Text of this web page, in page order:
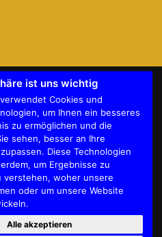
ist uns wichtig
Cookies und
um Ihnen ein besseres
zu ermöglichen und die
sehen, besser an Ihre
Diese Technologien
um Ergebnisse zu
verstehen, woher unsere
oder um unsere Website
Alle akzeptieren